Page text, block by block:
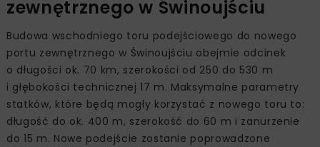
zewnętrznego w Świnoujściu
Budowa wschodniego toru podejściowego do nowego
portu zewnętrznego w Świnoujściu obejmie odcinek
o długości ok. 70 km, szerokości od 250 do 530 m
i głębokości technicznej 17 m. Maksymalne parametry
statków, które będą mogły korzystać z nowego toru to:
długość do ok. 400 m, szerokość do 60 m i zanurzenie
do 15 m. Nowe podejście zostanie poprowadzone